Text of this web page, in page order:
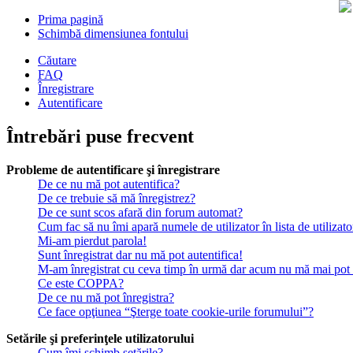
Prima pagină
Schimbă dimensiunea fontului
Căutare
FAQ
Înregistrare
Autentificare
Întrebări puse frecvent
Probleme de autentificare şi înregistrare
De ce nu mă pot autentifica?
De ce trebuie să mă înregistrez?
De ce sunt scos afară din forum automat?
Cum fac să nu îmi apară numele de utilizator în lista de
Mi-am pierdut parola!
Sunt înregistrat dar nu mă pot autentifica!
M-am înregistrat cu ceva timp în urmă dar acum nu mă mai pot
Ce este COPPA?
De ce nu mă pot înregistra?
Ce face opţiunea “Şterge toate cookie-urile forumului”?
Setările şi preferinţele utilizatorului